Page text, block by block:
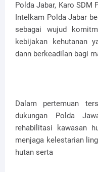
Polda Jabar, Karo SDM
Intelkam Polda Jabar
sebagai wujud
kebijakan kehutanan
dann berkeadilan bagi
Dalam pertemuan
dukungan Polda
rehabilitasi kawasan
menjaga kelestarian
hutan serta